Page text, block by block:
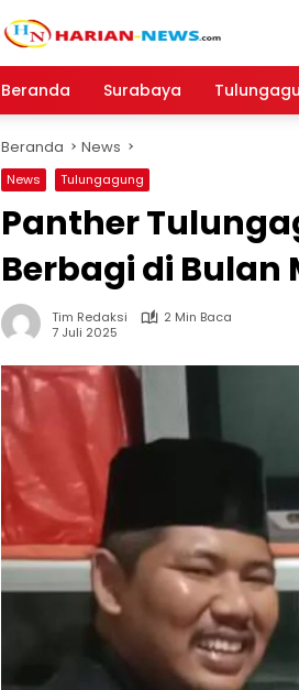
Beranda
Surabaya
Beranda News
News Tulungagung
Panther
Berbagi di
Tim Redaksi
2 Min Baca
7 Juli 2025